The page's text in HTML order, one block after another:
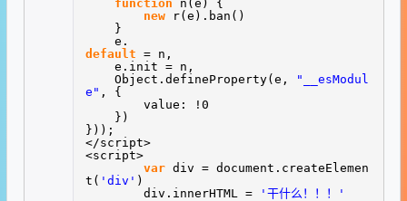
function
n(e) {
new
r(e).ban()
}
e.
default = n,
e.init = n,
Object.defineProperty(e,
"__esModul
e" , {
value: !0
})
}));
</script>
<script>
var div = document.createElemen
t( 'div' )
div.innerHTML =
'干什么！！！'